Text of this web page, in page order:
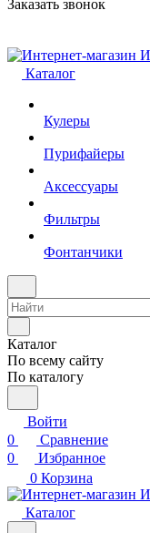
Заказать звонок
Каталог
Кулеры
Пурифайеры
Аксессуары
Фильтры
Фонтанчики
Каталог
По всему сайту
По каталогу
Войти
0
Сравнение
0
Избранное
0 Корзина
Каталог